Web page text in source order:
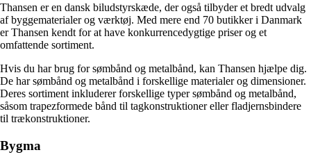
Thansen er en dansk biludstyrskæde, der også tilbyder et bredt udvalg
af byggematerialer og værktøj. Med mere end 70 butikker i Danmark
er Thansen kendt for at have konkurrencedygtige priser og et
omfattende sortiment.
Hvis du har brug for sømbånd og metalbånd, kan Thansen hjælpe dig.
De har sømbånd og metalbånd i forskellige materialer og dimensioner.
Deres sortiment inkluderer forskellige typer sømbånd og metalbånd,
såsom trapezformede bånd til tagkonstruktioner eller fladjernsbindere
til trækonstruktioner.
Bygma